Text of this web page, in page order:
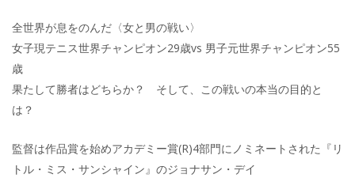
全世界が息をのんだ〈女と男の戦い〉
女子現テニス世界チャンピオン29歳vs 男子元世界チャンピオン55
歳
果たして勝者はどちらか？ そして、この戦いの本当の目的と
は？
監督は作品賞を始めアカデミー賞(R)4部門にノミネートされた『リ
トル・ミス・サンシャイン』のジョナサン・デイ